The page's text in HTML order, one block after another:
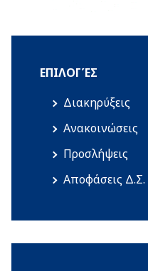
ΕΠΙΛΟΓΈΣ
Διακηρύξεις
Ανακοινώσεις
Προσλήψεις
Αποφάσεις Δ.Σ.